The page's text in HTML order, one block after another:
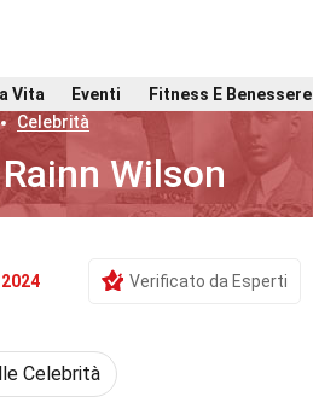
Vita Eventi Fitness E Benessere
Celebrità
Wilson
Verificato da Esperti
Celebrità